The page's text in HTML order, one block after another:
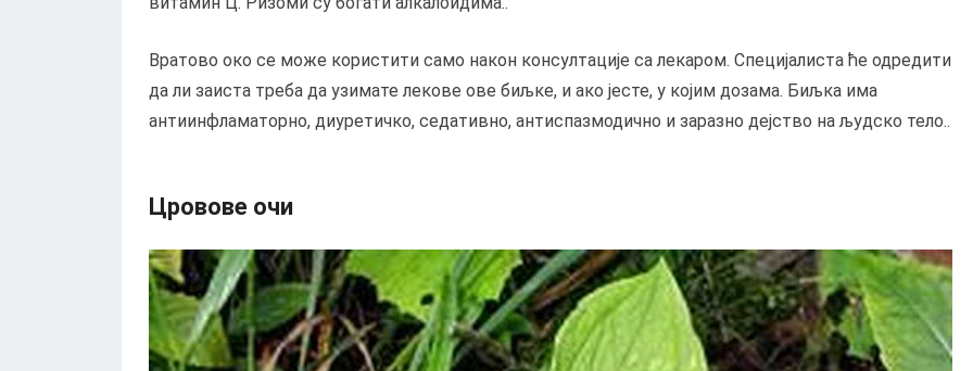
Вратово око се може користити само након консултације са лекаром. Специјалиста ће одредити
да ли заиста треба да узимате лекове ове биљке, и ако јесте, у којим дозама. Биљка има
антиинфламаторно, диуретичко, седативно, антиспазмодично и заразно дејство на људско тело..
Цровове очи